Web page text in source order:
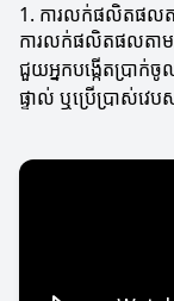
1. ការលក់ផលិតផល
ការលក់ផលិតផលតាម
ជួយអ្នកបង្កើតប្រា
ផ្ទាល់ ឬប្រើប្រាស់វ